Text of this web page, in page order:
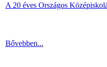
A 20 éves Országos
Bővebben...